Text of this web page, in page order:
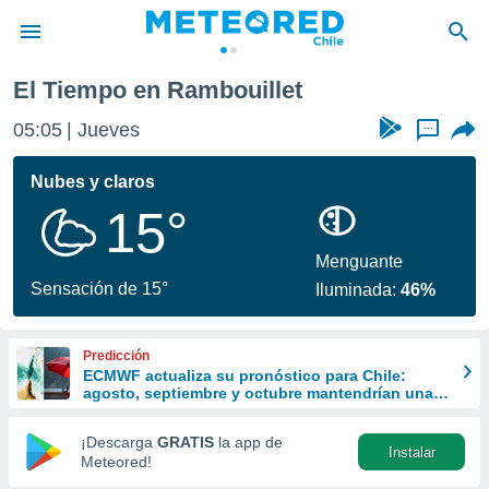
de
por
se
calidad.
a este
las
y
forma
digital
basada
El Tiempo en Rambouillet
05:05 Jueves ...
Nubes y claros
15°
Sensación de 15°
Menguante
Iluminada:46%
Predicción
ECMWF actualiza su pronóstico para Chile:
agosto, septiembre y octubre mantendrían una
¡Descarga GRATIS la app de
Meteored!
Instalar